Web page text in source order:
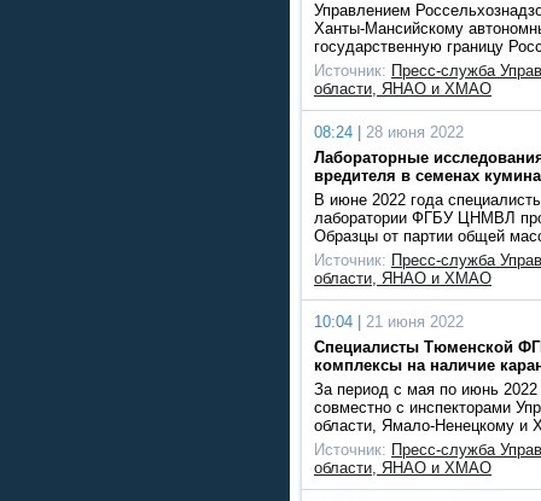
Управлением
Ханты-Мансийскому
государственную границу
Источник: Пресс-служба
области, ЯНАО и ХМАО
08:24 |
28 июня 2022
Лабораторные
вредителя в семенах кумина
В июне 2022 года
лаборатории ФГБУ ЦНМВЛ
Образцы от партии общей
Источник: Пресс-служба
области, ЯНАО и ХМАО
10:04 |
21 июня 2022
Специалисты Тюменской
комплексы на наличие
За период с мая по июнь
совместно с инспекторами
области, Ямало-Ненецкому и
Источник: Пресс-служба
области, ЯНАО и ХМАО